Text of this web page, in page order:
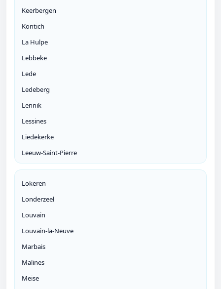
Keerbergen
Kontich
La Hulpe
Lebbeke
Lede
Ledeberg
Lennik
Lessines
Liedekerke
Leeuw-Saint-Pierre
Lokeren
Londerzeel
Louvain
Louvain-la-Neuve
Marbais
Malines
Meise